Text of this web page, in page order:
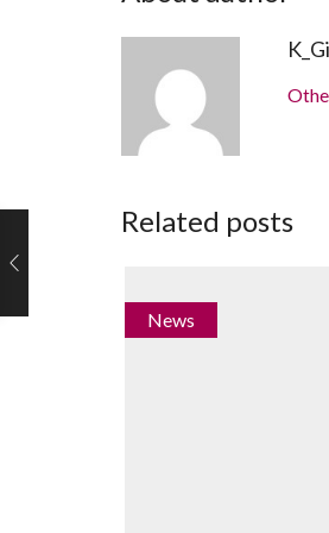
Related posts
News